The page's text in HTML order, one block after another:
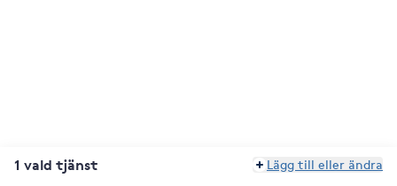
1 vald tjänst Lägg till eller ändra